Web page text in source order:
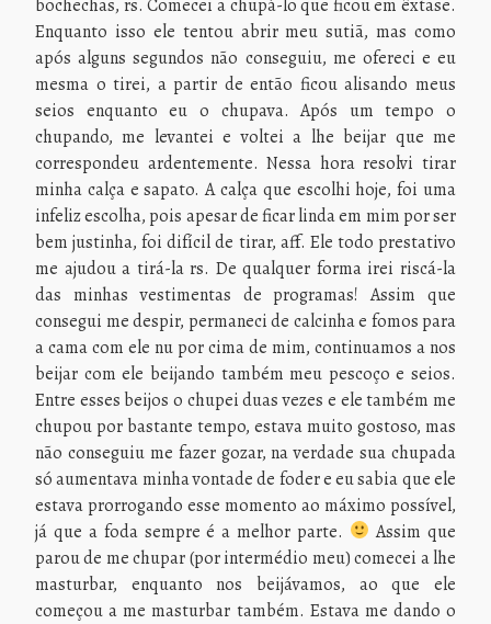
bochechas, rs. Comecei a chupá-lo que ficou em êxtase.
Enquanto isso ele tentou abrir meu sutiã, mas como
após alguns segundos não conseguiu, me ofereci e eu
mesma o tirei, a partir de então ficou alisando meus
seios enquanto eu o chupava. Após um tempo o
chupando, me levantei e voltei a lhe beijar que me
correspondeu ardentemente. Nessa hora resolvi tirar
minha calça e sapato. A calça que escolhi hoje, foi uma
infeliz escolha, pois apesar de ficar linda em mim por ser
bem justinha, foi difícil de tirar, aff. Ele todo prestativo
me ajudou a tirá-la rs. De qualquer forma irei riscá-la
das minhas vestimentas de programas! Assim que
consegui me despir, permaneci de calcinha e fomos para
a cama com ele nu por cima de mim, continuamos a nos
beijar com ele beijando também meu pescoço e seios.
Entre esses beijos o chupei duas vezes e ele também me
chupou por bastante tempo, estava muito gostoso, mas
não conseguiu me fazer gozar, na verdade sua chupada
só aumentava minha vontade de foder e eu sabia que ele
estava prorrogando esse momento ao máximo possível,
já que a foda sempre é a melhor parte.
Assim que
parou de me chupar (por intermédio meu) comecei a lhe
masturbar, enquanto nos beijávamos, ao que ele
começou a me masturbar também. Estava me dando o